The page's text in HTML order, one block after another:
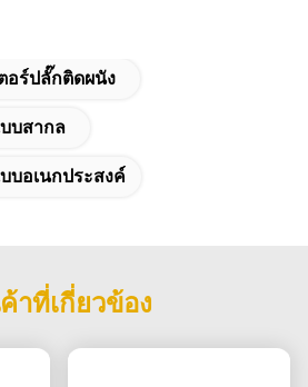
อร์ปลั๊กติดผนัง
บสากล
บอเนกประสงค์
าที่เกี่ยวข้อง